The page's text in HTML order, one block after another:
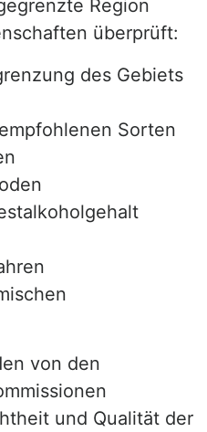
Region
überprüft:
des Gebiets
Sorten
von den
und Qualität der